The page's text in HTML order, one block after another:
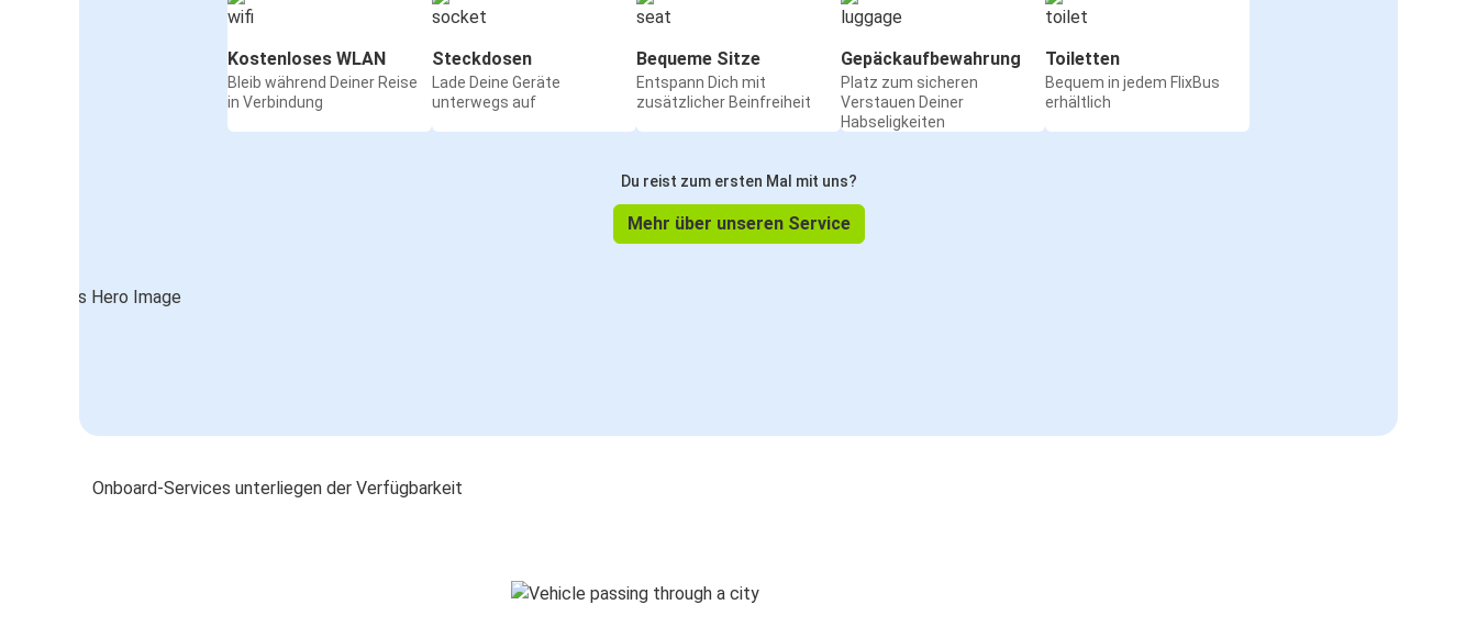
Kostenloses WLAN
Bleib während Deiner Reise
in Verbindung
Steckdosen
Lade Deine Geräte
unterwegs auf
Bequeme Sitze
Entspann Dich mit
zusätzlicher Beinfreiheit
Gepäckaufbewahrung
Platz zum sicheren
Verstauen Deiner
Habseligkeiten
Toiletten
Bequem in jedem FlixBus
erhältlich
Du reist zum ersten Mal mit uns?
Mehr über unseren Service
Onboard-Services unterliegen der Verfügbarkeit